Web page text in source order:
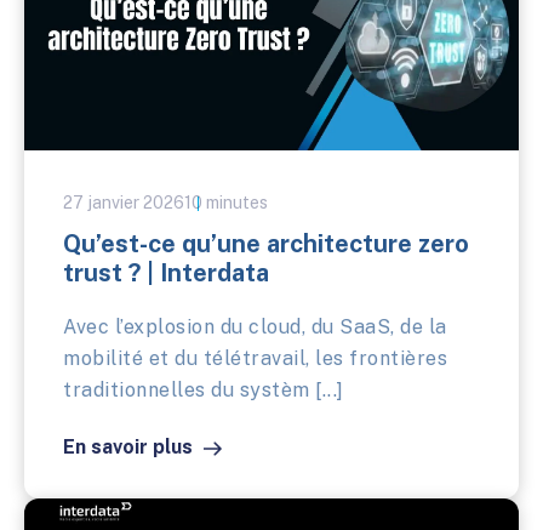
27 janvier 202610 minutes
Qu’est-ce qu’une architecture zero
trust ? | Interdata
Avec l’explosion du cloud, du SaaS, de la
mobilité et du télétravail, les frontières
traditionnelles du systèm [...]
En savoir plus